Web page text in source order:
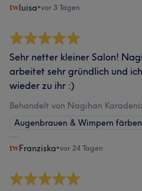
luisa•vor 3 Tagen
Sehr netter kleiner Salon!
arbeitet sehr gründlich und
wieder zu ihr :)
Behandelt von Nagihan
Augenbrauen & Wimpern färben
Franziska•vor 24 Tagen